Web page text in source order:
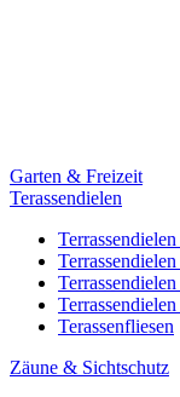
Garten & Freizeit
Terassendielen
Terassenfliesen
Zäune & Sichtschutz